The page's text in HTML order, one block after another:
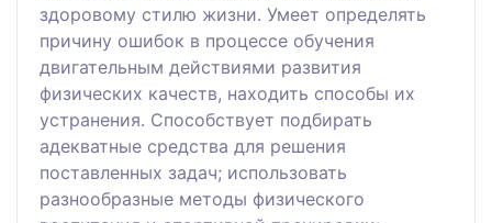
здоровому стилю жизни. Умеет определять
причину ошибок в процессе обучения
двигательным действиями развития
физических качеств, находить способы их
устранения. Способствует подбирать
адекватные средства для решения
поставленных задач; использовать
разнообразные методы физического